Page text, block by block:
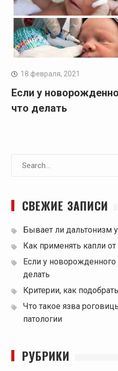
18 февраля, 2021
Если у
что делать
СВЕЖИЕ ЗАПИСИ
Бывает ли дальтонизм
Как применять капли
Если у новорожденного
делать
Критерии, как
Что такое язва
патологии
РУБРИКИ